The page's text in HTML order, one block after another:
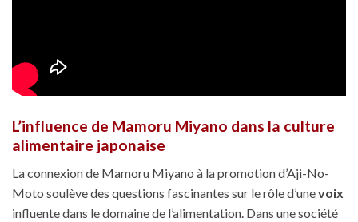
L’influence de Mamoru Miyano dans la culture
alimentaire japonaise
La connexion de Mamoru Miyano à la promotion d’Aji-No-
Moto soulève des questions fascinantes sur le rôle d’unevoix
influente dans le domaine de l’alimentation. Dans une société